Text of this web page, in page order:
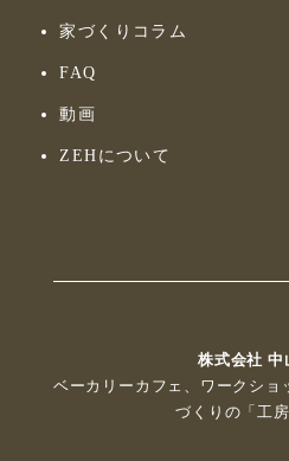
家づくりコラム
FAQ
動画
ZEHについて
株式会社 中
ベーカリーカフェ、ワークショ
づくりの「工房